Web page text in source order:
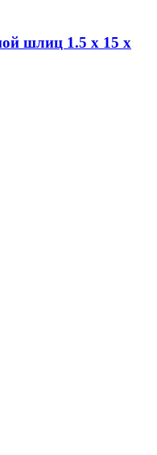
шлиц 1.5 x 15 x